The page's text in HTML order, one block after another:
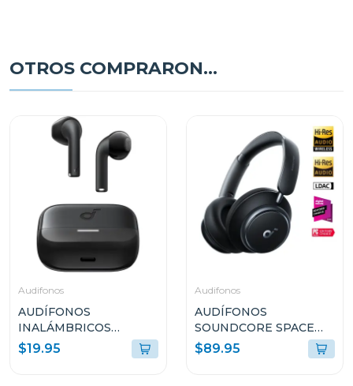
OTROS COMPRARON...
Audifonos
AUDÍFONOS
INALÁMBRICOS
SOUNDCORE K20i
NEGRO A3994Z11
$19.95
Audifonos
AUDÍFONOS
SOUNDCORE SPACE
Q45 CANCELACIÓN DE
RUIDO Y LARGA
$89.95